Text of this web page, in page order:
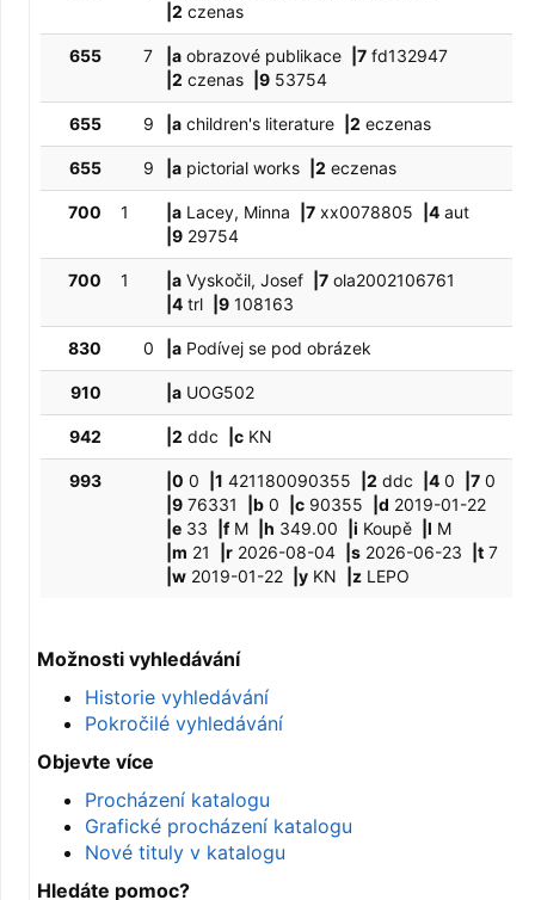
|2 czenas
655 7 |a obrazové publikace |7 fd132947
|2 czenas |9 53754
655 9 |a children's literature |2 eczenas
655 9 |a pictorial works |2 eczenas
700 1 |a Lacey, Minna |7 xx0078805 |4 aut
|9 29754
700 1 |a Vyskočil, Josef |7 ola2002106761
|4 trl |9 108163
830 0 |a Podívej se pod obrázek
910 |a UOG502
942 |2 ddc |c KN
993 |0 0 |1 421180090355 |2 ddc |4 0 |7 0
|9 76331 |b 0 |c 90355 |d 2019-01-22
|e 33 |fM |h 349.00 |i Koupě |l M
|m 21 |r 2026-08-04 |s 2026-06-23 |t 7
|w 2019-01-22 |y KN |z LEPO
Možnosti vyhledávání
Historie vyhledávání
Pokročilé vyhledávání
Objevte více
Procházení katalogu
Grafické procházení katalogu
Nové tituly v katalogu
Hledáte pomoc?